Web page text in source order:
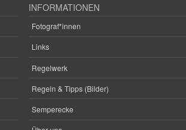
INFORMATIONEN
Fotograf*innen
Links
Regelwerk
Regeln & Tipps (Bilder)
Semperecke